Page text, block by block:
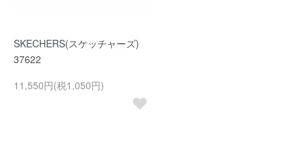
SKECHERS(スケッチャーズ)
37622
11,550円(税1,050円)